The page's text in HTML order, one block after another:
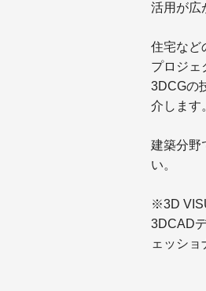
活用が広
住宅など
プロジェ
3DCGの
介します
建築分野
い。
※3D
3DCAD
ェッシ